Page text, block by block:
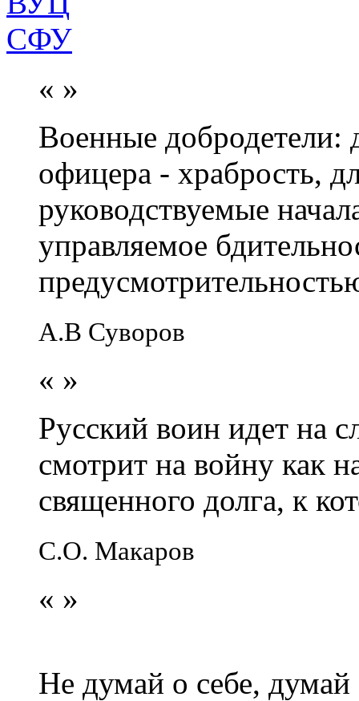
« »
Военные добродетели:
офицера - храбрость,
руководствуемые
управляемое
А.В Суворов
« »
Русский воин идет на
смотрит на войну как
священного долга, к
С.О. Макаров
« »
Не думай о себе,